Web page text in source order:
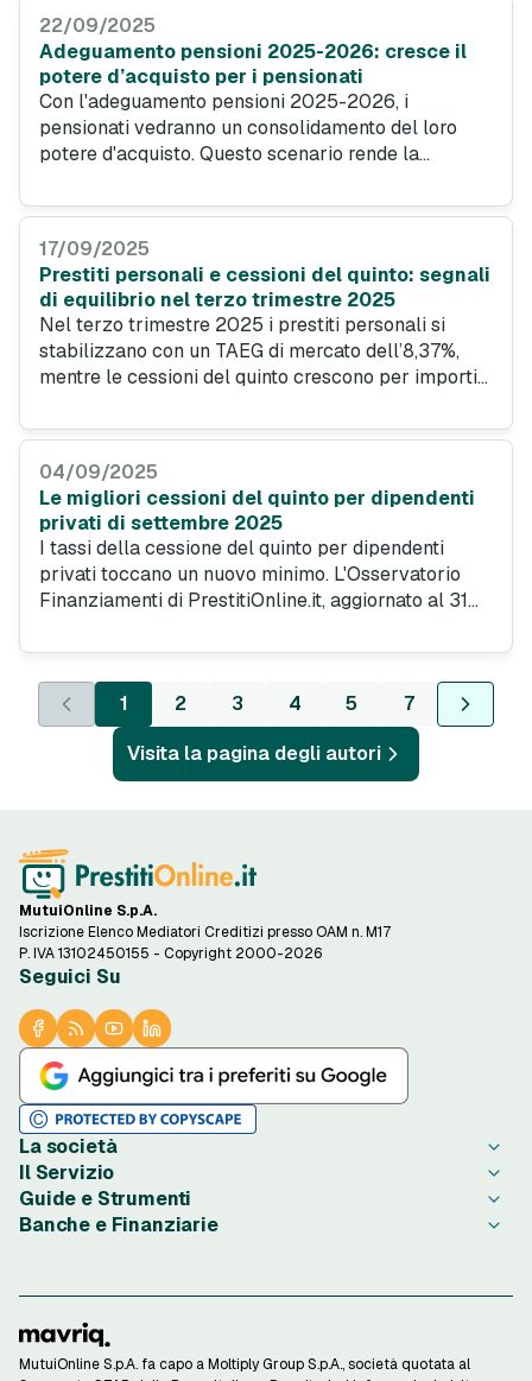
un ventaglio di proposte per il mese di ottobre
2025.
22/09/2025
Adeguamento pensioni 2025-2026: cresce il
potere d’acquisto per i pensionati
Con l'adeguamento pensioni 2025-2026, i
pensionati vedranno un consolidamento del loro
potere d'acquisto. Questo scenario rende la
vantaggiosa. L'analisi dei dati dell'Osservatorio
questa formula tassi più bassi rispetto ai prestiti
tradizionali e importi medi richiesti in costante
crescita.
17/09/2025
Prestiti personali e cessioni del quinto: segnali
di equilibrio nel terzo trimestre 2025
Nel terzo trimestre 2025 i prestiti personali si
stabilizzano con un TAEG di mercato dell’8,37%,
mentre le cessioni del quinto crescono per importi
oscillazioni, il mercato del credito al consumo
04/09/2025
Le migliori cessioni del quinto per dipendenti
privati di settembre 2025
I tassi della cessione del quinto per dipendenti
privati toccano un nuovo minimo. L'Osservatorio
Finanziamenti di PrestitiOnline.it, aggiornato al 31
importi richiesti in aumento e una crescente fiducia
da parte dei lavoratori del settore privato, che
rappresentano la maggioranza dei richiedenti.
1 2 3 4 5
7
Visita la pagina degli autori
MutuiOnline S.p.A.
Iscrizione Elenco Mediatori Creditizi presso OAM n. M17
P. IVA 13102450155 - Copyright 2000-2026
Seguici Su
La società
Chi è PrestitiOnline.it
Contatta PrestitiOnline.it
Opinioni degli Utenti
Rassegna Stampa
Lavora con Noi
Investor Relations
Il Servizio
Come Funziona
Condizioni di Utilizzo
Preferenze Cookie
Privacy Istituti Partner
Informativa Trasparenza
Reclami Consumatori
Guide e Strumenti
Guide Prestiti
Finalità Prestiti
Ottenere un Prestito
Strumenti di Calcolo
Calcolo Rata Prestito
Banche e Finanziarie
BNL
Compass
MutuiOnline S.p.A. fa capo a Moltiply Group S.p.A., società quotata al